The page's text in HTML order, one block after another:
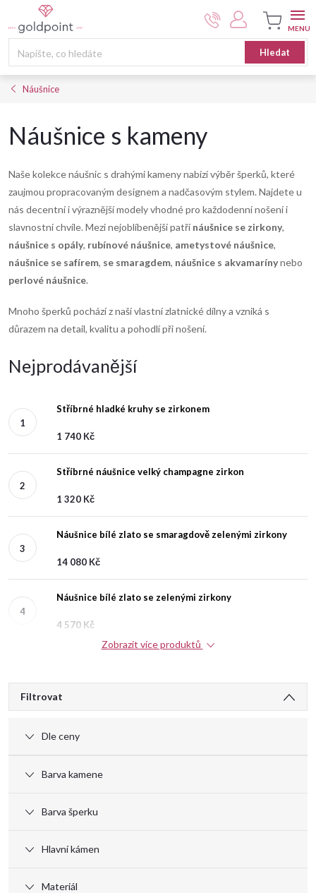
na
Hledat
Nákupní
košík
Náušnice
Náušnice s kameny
Naše kolekce náušnic s drahými kameny nabízí výběr šperků, které
zaujmou propracovaným designem a nadčasovým stylem. Najdete u
nás decentní i výraznější modely vhodné pro každodenní nošení i
slavnostní chvíle. Mezi nejoblíbenější patří náušnice se zirkony,
náušnice s opály, rubínové náušnice, ametystové náušnice,
náušnice se safírem, se smaragdem, náušnice s akvamarínynebo
perlové náušnice.
Mnoho šperků pochází z naší vlastní zlatnické dílny a vzniká s
důrazem na detail, kvalitu a pohodlí při nošení.
Nejprodávanější
Stříbrné hladké kruhy se zirkonem
1 740 Kč
Stříbrné náušnice velký champagne zirkon
1 320 Kč
Náušnice bílé zlato se smaragdově zelenými zirkony
14 080 Kč
Náušnice bílé zlato se zelenými zirkony
4 570 Kč
Zobrazit více produktů
Filtrovat
Dle ceny
Barva kamene
Barva šperku
Hlavní kámen
Materiál
V